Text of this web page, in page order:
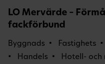
LO Mervärde –
fackförbund
Byggnads Fastighets
Handels
Hotell-